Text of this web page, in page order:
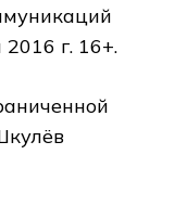
г. 16+.